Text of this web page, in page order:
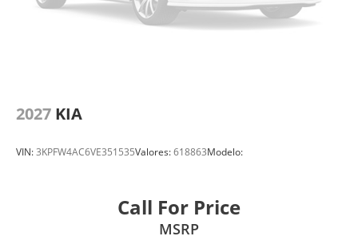
2027 KIA
VIN:3KPFW4AC6VE351535Valores:618863Modelo:
Call For Price
MSRP